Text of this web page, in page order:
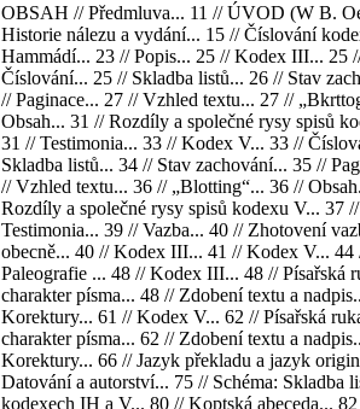
OBSAH // Předmluva... 11 // ÚVOD (W B.
Historie nálezu a vydání... 15 // Číslování
Hammádí... 23 // Popis... 25 // Kodex III... 25
Číslování... 25 // Skladba listů... 26 // Stav
// Paginace... 27 // Vzhled textu... 27 //
Obsah... 31 // Rozdíly a společné rysy spisů
31 // Testimonia... 33 // Kodex V... 33 //
Skladba listů... 34 // Stav zachování... 35 //
// Vzhled textu... 36 // „Blotting“... 36 //
Rozdíly a společné rysy spisů kodexu V... 37 //
Testimonia... 39 // Vazba... 40 // Zhotovení
obecně... 40 // Kodex III... 41 // Kodex V... 44
Paleografie ... 48 // Kodex III... 48 // Písařská
charakter písma... 48 // Zdobení textu a
Korektury... 61 // Kodex V... 62 // Písařská
charakter písma... 62 // Zdobení textu a
Korektury... 66 // Jazyk překladu a jazyk
Datování a autorství... 75 // Schéma: Skladba
kodexech IH a V... 80 // Koptská abeceda...